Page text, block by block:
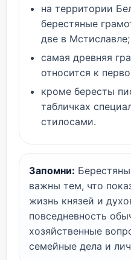
на территории
берестяные
две в Мстиславле;
самая древняя
относится к
кроме бересты
табличках
стилосами.
Запомни:
важны тем, что
жизнь князей и
повседневность
хозяйственные
семейные дела и